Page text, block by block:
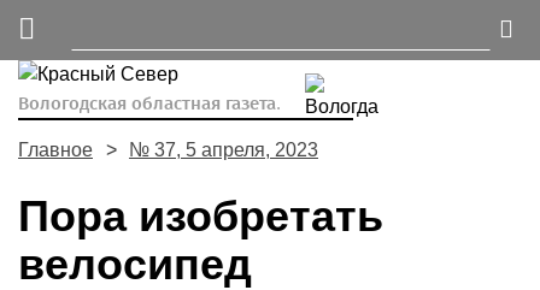
Вологодская областная газета.
Главное № 37, 5 апреля, 2023
Пора изобретать
велосипед